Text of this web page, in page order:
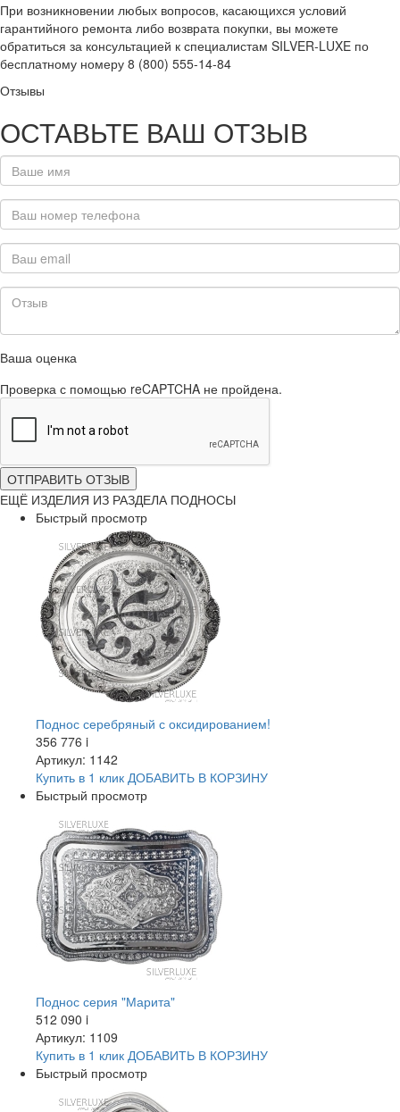
При возникновении любых вопросов, касающихся условий
гарантийного ремонта либо возврата покупки, вы можете
обратиться за консультацией к специалистам SILVER-LUXE по
бесплатному номеру 8 (800) 555-14-84
Отзывы
ОСТАВЬТЕ ВАШ ОТЗЫВ
Ваша оценка
Проверка с помощью reCAPTCHA не пройдена.
ОТПРАВИТЬ ОТЗЫВ
ЕЩЁ ИЗДЕЛИЯ ИЗ РАЗДЕЛА ПОДНОСЫ
Быстрый просмотр
Поднос серебряный с оксидированием!
356 776 i
Артикул: 1142
Купить в 1 клик ДОБАВИТЬ В КОРЗИНУ
Быстрый просмотр
Поднос серия "Марита"
512 090 i
Артикул: 1109
Купить в 1 клик ДОБАВИТЬ В КОРЗИНУ
Быстрый просмотр